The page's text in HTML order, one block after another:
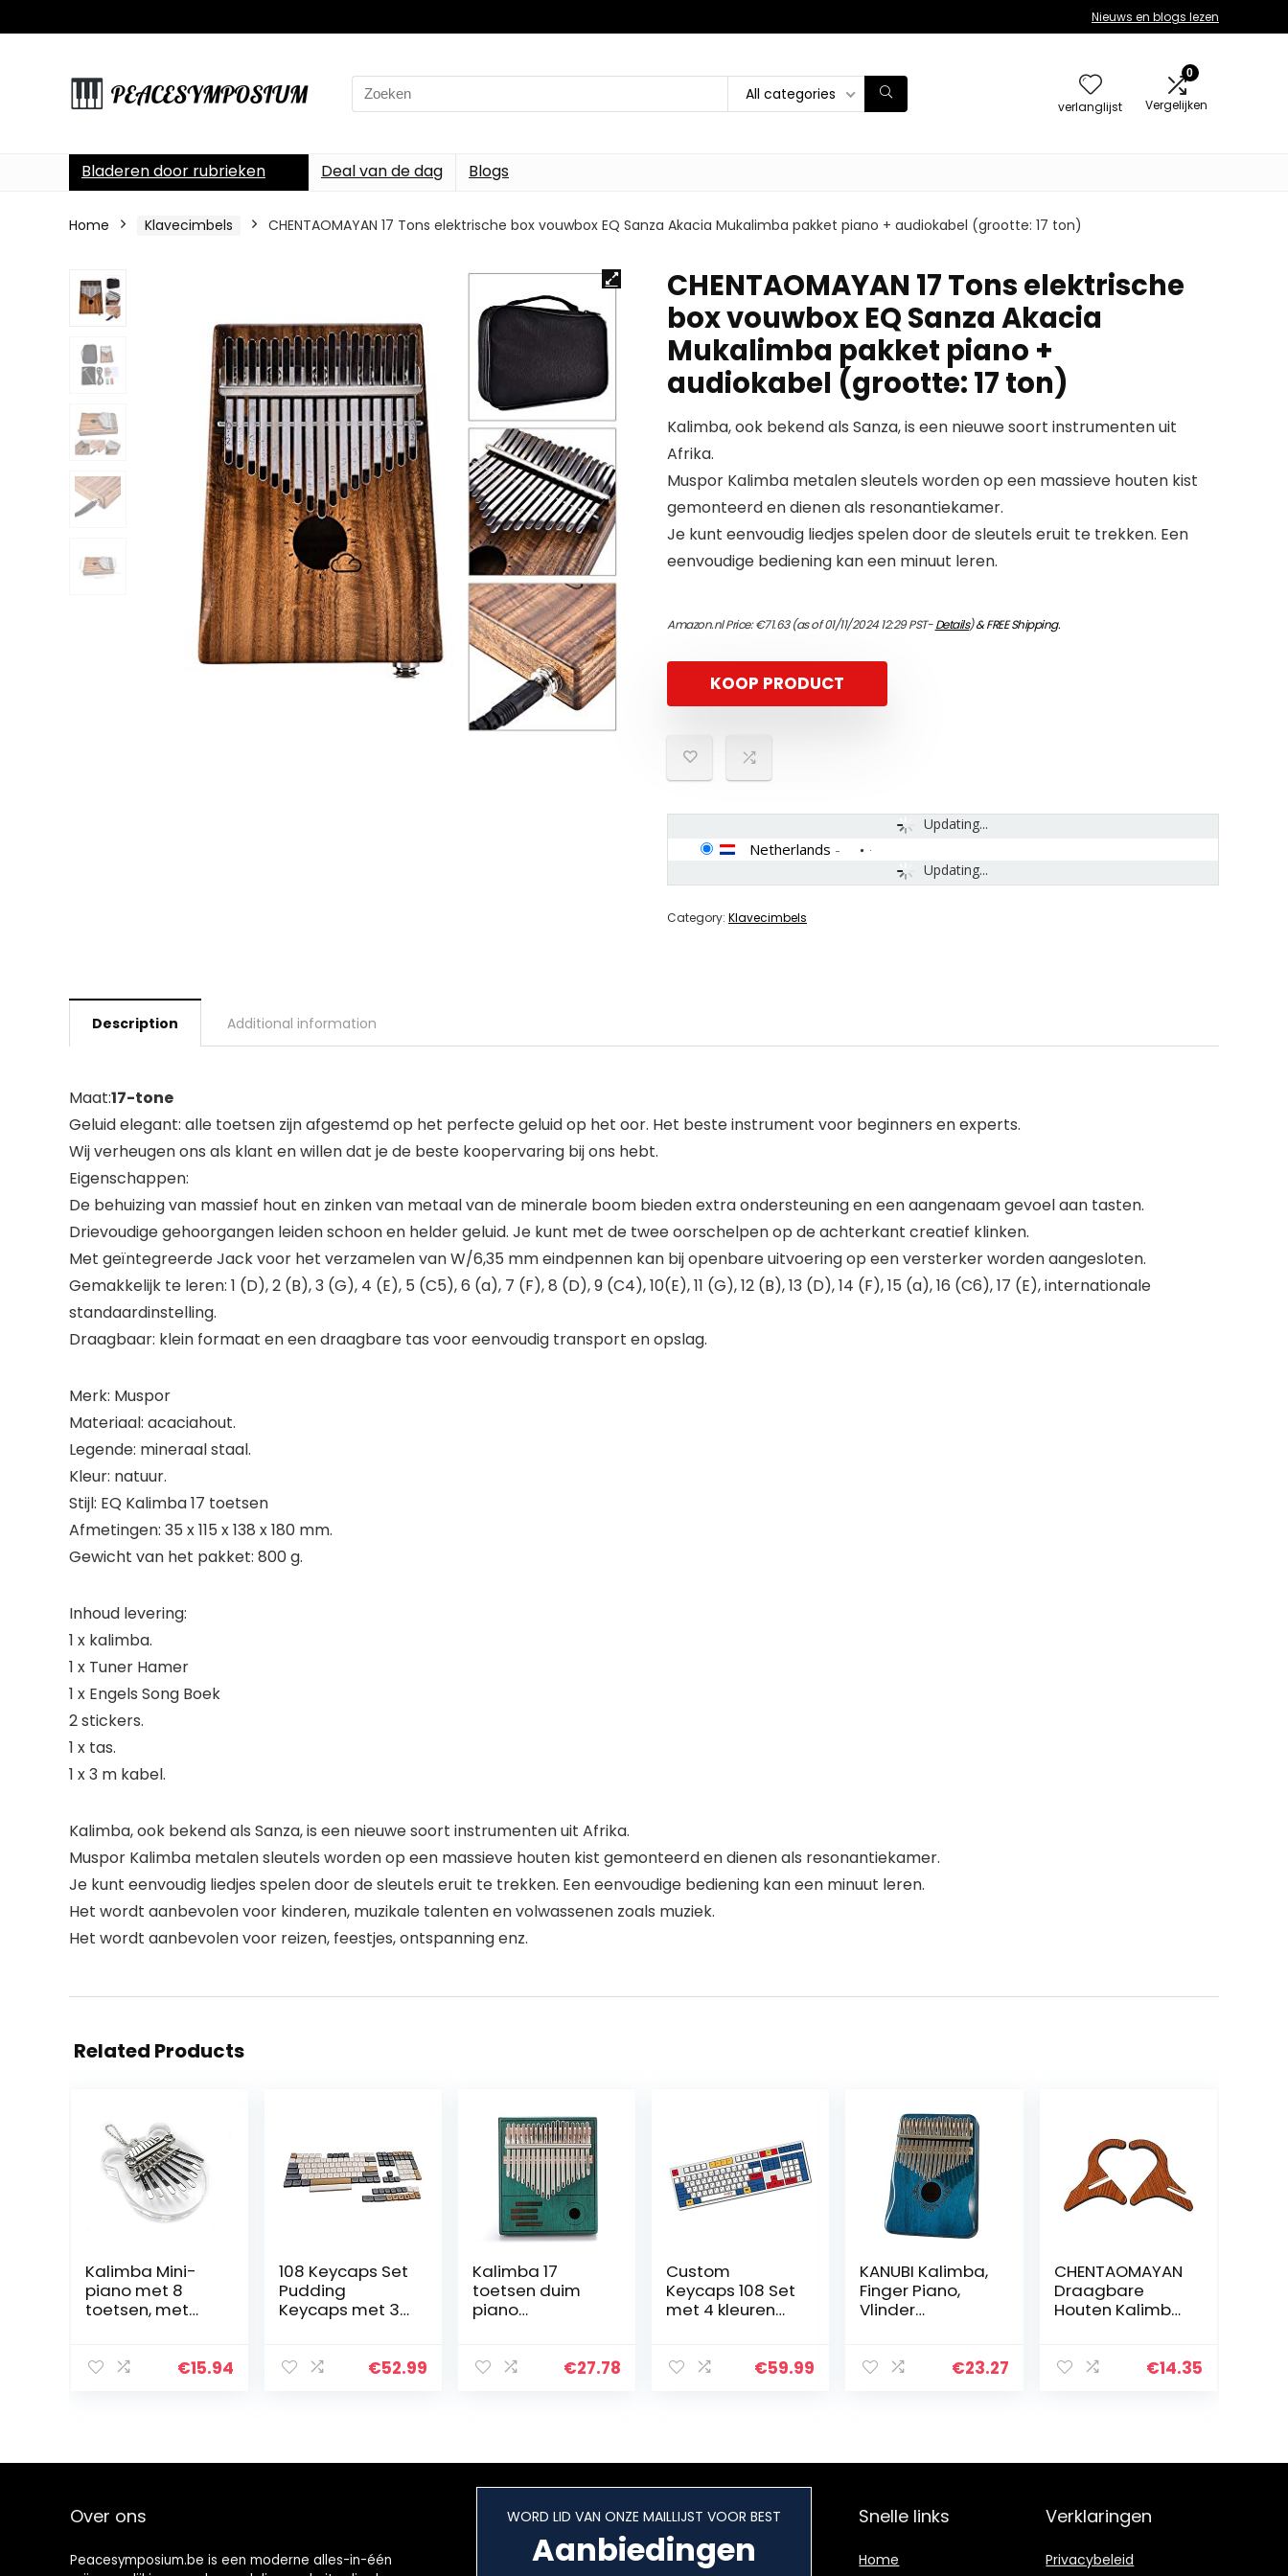
Nieuws en blogs lezen
Search
for:
All categories
verlanglijst
0
Vergelijken
Bladeren door rubrieken Deal van de dag Blogs
Home Klavecimbels CHENTAOMAYAN 17 Tons elektrische box vouwbox EQ Sanza Akacia Mukalimba pakket piano + audiokabel (grootte: 17 ton)
CHENTAOMAYAN 17 Tons elektrische
box vouwbox EQ Sanza Akacia
Mukalimba pakket piano +
audiokabel (grootte: 17 ton)
Kalimba, ook bekend als Sanza, is een nieuwe soort instrumenten uit
Afrika.
Muspor Kalimba metalen sleutels worden op een massieve houten kist
gemonteerd en dienen als resonantiekamer.
Je kunt eenvoudig liedjes spelen door de sleutels eruit te trekken. Een
eenvoudige bediening kan een minuut leren.
Amazon.nl Price:€71.63(as of 01/11/2024 12:29 PST-Details)&FREE Shipping.
KOOP PRODUCT
Updating...
Updating...
Netherlands -
Category: Klavecimbels
Description Additional information
Maat:17-tone
Geluid elegant: alle toetsen zijn afgestemd op het perfecte geluid op het oor. Het beste instrument voor beginners en experts.
Wij verheugen ons als klant en willen dat je de beste koopervaring bij ons hebt.
Eigenschappen:
De behuizing van massief hout en zinken van metaal van de minerale boom bieden extra ondersteuning en een aangenaam gevoel aan tasten.
Drievoudige gehoorgangen leiden schoon en helder geluid. Je kunt met de twee oorschelpen op de achterkant creatief klinken.
Met geïntegreerde Jack voor het verzamelen van W/6,35 mm eindpennen kan bij openbare uitvoering op een versterker worden aangesloten.
Gemakkelijk te leren: 1 (D), 2 (B), 3 (G), 4 (E), 5 (C5), 6 (a), 7 (F), 8 (D), 9 (C4), 10(E), 11 (G), 12 (B), 13 (D), 14 (F), 15 (a), 16 (C6), 17 (E), internationale
standaardinstelling.
Draagbaar: klein formaat en een draagbare tas voor eenvoudig transport en opslag.
Merk: Muspor
Materiaal: acaciahout.
Legende: mineraal staal.
Kleur: natuur.
Stijl: EQ Kalimba 17 toetsen
Afmetingen: 35 x 115 x 138 x 180 mm.
Gewicht van het pakket: 800 g.
Inhoud levering:
1 x kalimba.
1 x Tuner Hamer
1 x Engels Song Boek
2 stickers.
1 x tas.
1 x 3 m kabel.
Kalimba, ook bekend als Sanza, is een nieuwe soort instrumenten uit Afrika.
Muspor Kalimba metalen sleutels worden op een massieve houten kist gemonteerd en dienen als resonantiekamer.
Je kunt eenvoudig liedjes spelen door de sleutels eruit te trekken. Een eenvoudige bediening kan een minuut leren.
Het wordt aanbevolen voor kinderen, muzikale talenten en volwassenen zoals muziek.
Het wordt aanbevolen voor reizen, feestjes, ontspanning enz.
Related Products
Kalimba Mini-
piano met 8
toetsen, met
en voor
€15.94
108 Keycaps Set
Pudding
Keycaps met 3
Keycap Puller
€52.99
Kalimba 17
toetsen duim
piano
leerhandleiding,
(groen)
€27.78
Custom
Keycaps 108 Set
met 4 kleuren
Keycap Puller
€59.99
KANUBI Kalimba,
Finger Piano,
Vlinder
Piano
€23.27
CHENTAOMAYAN
Draagbare
Houten Kalimba
Display Stand
€14.35
Over ons
Peacesymposium.be is een moderne alles-in-één
WORD LID VAN ONZE MAILLIJST VOOR BEST
Aanbiedingen
Snelle links
Home
Verklaringen
Privacybeleid